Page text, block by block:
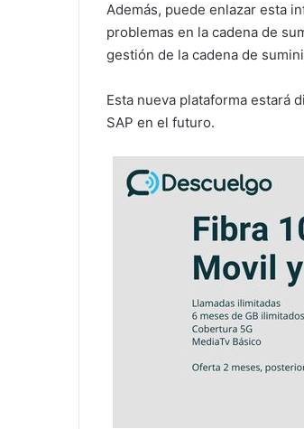
Además, puede enlazar esta
problemas en la cadena de
gestión de la cadena de
Esta nueva plataforma estará
SAP en el futuro.